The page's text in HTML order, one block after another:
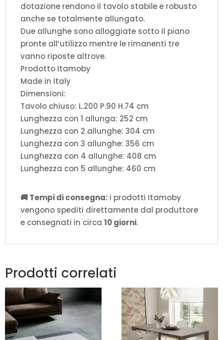
dotazione rendono il tavolo stabile e robusto
anche se totalmente allungato.
Due allunghe sono alloggiate sotto il piano
pronte all’utilizzo mentre le rimanenti tre
vanno riposte altrove.
Prodotto Itamoby
Made in Italy
Dimensioni:
Tavolo chiuso: L.200 P.90 H.74 cm
Lunghezza con 1 allunga: 252 cm
Lunghezza con 2 allunghe: 304 cm
Lunghezza con 3 allunghe: 356 cm
Lunghezza con 4 allunghe: 408 cm
Lunghezza con 5 allunghe: 460 cm
🚚 Tempi di consegna: i prodotti Itamoby
vengono spediti direttamente dal produttore
e consegnati in circa 10 giorni.
Prodotti correlati